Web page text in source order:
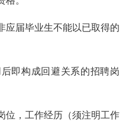
应届毕业生不能以已取得的
即构成回避关系的招聘岗
位，工作经历（须注明工作